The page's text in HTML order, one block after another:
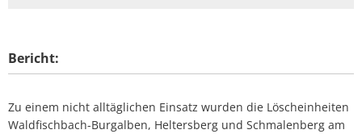
Bericht:
Zu einem nicht alltäglichen Einsatz wurden die Löscheinheiten
Waldfischbach-Burgalben, Heltersberg und Schmalenberg am